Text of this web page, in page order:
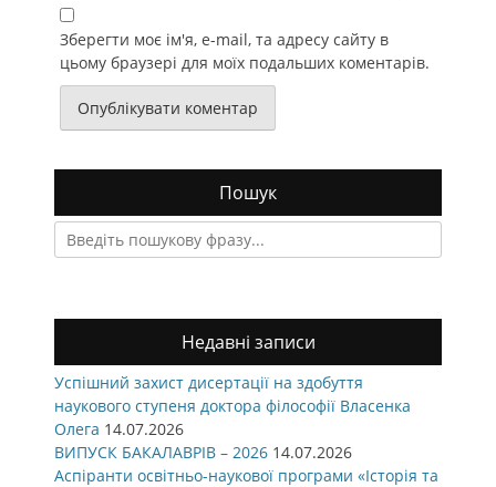
Зберегти моє ім'я, e-mail, та адресу сайту в
цьому браузері для моїх подальших коментарів.
Пошук
Search
for:
Недавні записи
Успішний захист дисертації на здобуття
наукового ступеня доктора філософії Власенка
Олега 14.07.2026
ВИПУСК БАКАЛАВРІВ – 2026 14.07.2026
Аспіранти освітньо-наукової програми «Історія та